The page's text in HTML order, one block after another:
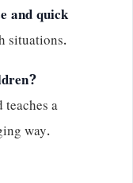
and quick
situations.
a
way.